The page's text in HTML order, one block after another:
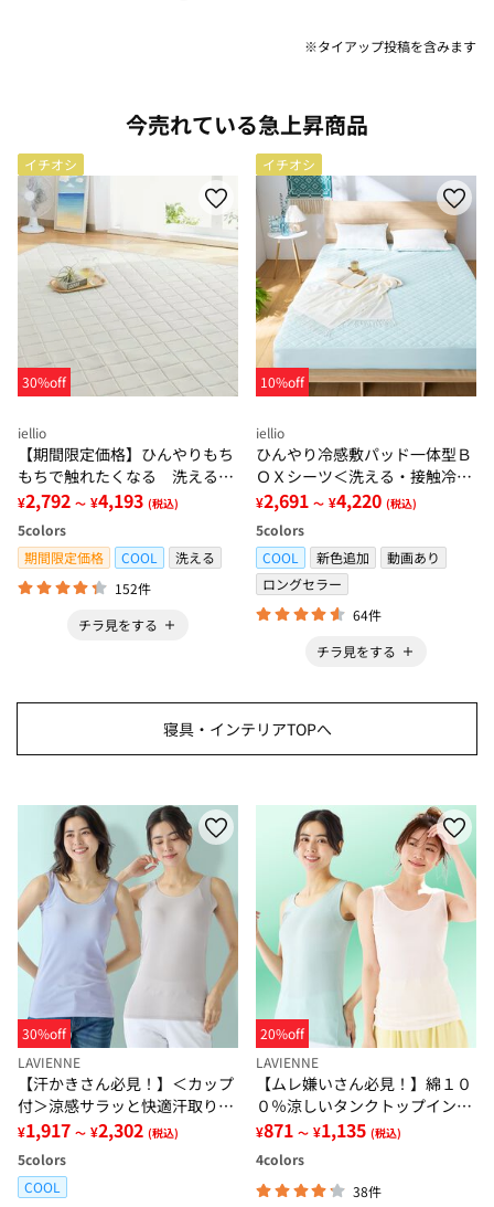
※タイアップ投稿を含みます
今売れている急上昇商品
イチオシ
30%off
iellio
【期間限定価格】ひんやりもち
もちで触れたくなる 洗えるラ
グ＜低反発・滑りにくい・接触
冷感・防ダニ・カーペット＞
¥2,792 ～ ¥4,193 (税込)
5colors
期間限定価格
COOL
洗える
152件
チラ見をする
イチオシ
10%off
iellio
ひんやり冷感敷パッド一体型Ｂ
ＯＸシーツ＜洗える・接触冷
感・抗菌防臭・時短・家事楽・
ボックスシーツ・寝苦しさ対策
＞
¥2,691 ～ ¥4,220 (税込)
5colors
COOL
新色追加
動画あり
ロングセラー
64件
チラ見をする
寝具・インテリアTOPへ
30%off
LAVIENNE
【汗かきさん必見！】＜カップ
付＞涼感サラッと快適汗取りタ
ンクトップインナー＜さらりラ
ボ＞
¥1,917 ～ ¥2,302 (税込)
5colors
COOL
20%off
LAVIENNE
【ムレ嫌いさん必見！】綿１０
０％涼しいタンクトップインナ
ー＜さらりラボ＞
¥871 ～ ¥1,135 (税込)
4colors
38件